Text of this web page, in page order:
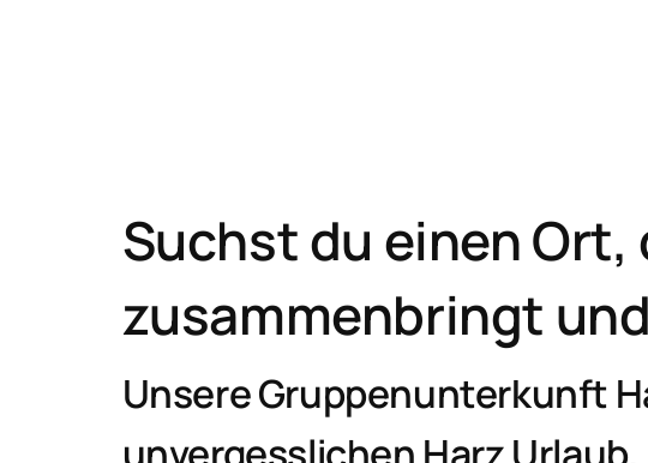
Suchst du einen Ort,
zusammenbringt
Unsere Gruppenunterkunft